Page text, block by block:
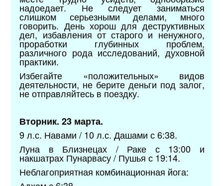
надоедает. Не следует заниматься
слишком серьезными делами, много
говорить. День хорош для деструктивных
дел, избавления от старого и ненужного,
проработки глубинных проблем,
различного рода исследований, духовной
практики.
Избегайте «положительных» видов
деятельности, не берите деньги под залог,
не отправляйтесь в поездку.
Вторник. 23 марта.
9 л.с. Навами / 10 л.с. Дашами с 6:38.
Луна в Близнецах / Раке с 13:00 и
накшатрах Пунарвасу / Пушья с 19:14.
Неблагоприятная комбинационная йога: